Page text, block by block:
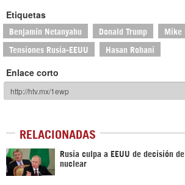
Etiquetas
Benjamín Netanyahu Donald Trump Mike
Tensiones Rusia-EEUU Hasan Rohani
Enlace corto
RELACIONADAS
Rusia culpa a EEUU de decisión
nuclear